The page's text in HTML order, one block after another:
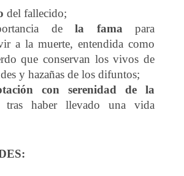
del fallecido;
dela fama para
a la muerte, entendida como
que conservan los vivos de
y hazañas de los difuntos;
con serenidad de la
tras haber llevado una vida